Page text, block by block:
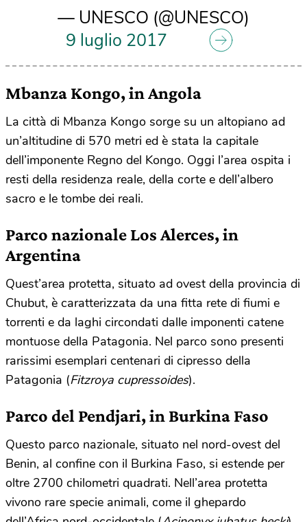
— UNESCO (@UNESCO)
9 luglio 2017
Mbanza Kongo, in Angola
La città di Mbanza Kongo sorge su un altopiano ad
un’altitudine di 570 metri ed è stata la capitale
dell’imponente Regno del Kongo. Oggi l’area ospita i
resti della residenza reale, della corte e dell’albero
sacro e le tombe dei reali.
Parco nazionale Los Alerces, in
Argentina
Quest’area protetta, situato ad ovest della provincia di
Chubut, è caratterizzata da una fitta rete di fiumi e
torrenti e da laghi circondati dalle imponenti catene
montuose della Patagonia. Nel parco sono presenti
rarissimi esemplari centenari di cipresso della
Patagonia (Fitzroya cupressoides).
Parco del Pendjari, in Burkina Faso
Questo parco nazionale, situato nel nord-ovest del
Benin, al confine con il Burkina Faso, si estende per
oltre 2700 chilometri quadrati. Nell’area protetta
vivono rare specie animali, come il ghepardo